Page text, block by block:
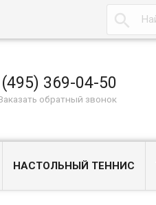

369-04-50
обратный звонок
НАСТОЛЬНЫЙ ТЕННИС